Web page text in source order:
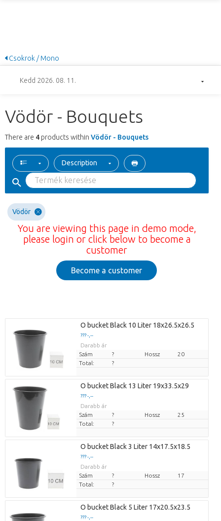
Csokrok / Mono
Kedd 2026. 08. 11.
Vödör - Bouquets
There are 4 products within Vödör - Bouquets
Description
Vödör
You are viewing this page in demo mode,
please login or click below to become a
customer
Become a customer
O bucket Black 10 Liter 18x26.5x26.5
??? -,--
Darabb ár
Szám
? Hossz
20
Total:
?
O bucket Black 13 Liter 19x33.5x29
??? -,--
Darabb ár
Szám
? Hossz
25
Total:
?
O bucket Black 3 Liter 14x17.5x18.5
??? -,--
Darabb ár
Szám
? Hossz
17
Total:
?
O bucket Black 5 Liter 17x20.5x23.5
??? -,--